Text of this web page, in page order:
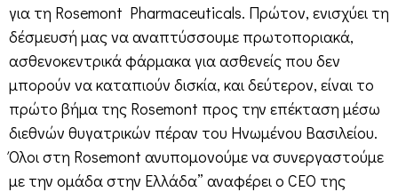
για τη Rosemont Pharmaceuticals. Πρώτον, ενισχύει τη
δέσμευσή μας να αναπτύσσουμε πρωτοποριακά,
ασθενοκεντρικά φάρμακα για ασθενείς που δεν
μπορούν να καταπιούν δισκία, και δεύτερον, είναι το
πρώτο βήμα της Rosemont προς την επέκταση μέσω
διεθνών θυγατρικών πέραν του Ηνωμένου Βασιλείου.
Όλοι στη Rosemont ανυπομονούμε να συνεργαστούμε
με την ομάδα στην Ελλάδα” αναφέρει ο CEO της